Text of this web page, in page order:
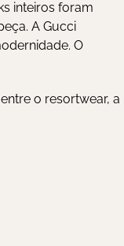
inteiros foram
A Gucci
O
o resortwear, a